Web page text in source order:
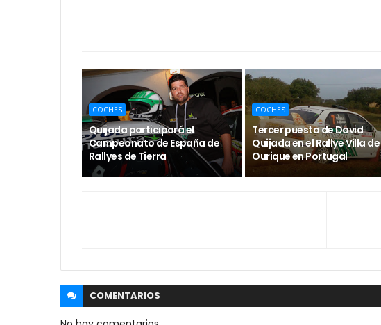
COCHES
Quijada participará el
Campeonato de España de
Rallyes de Tierra
COCHES
Tercer puesto de David
Quijada en el Rallye Villa de
Ourique en Portugal
COMENTARIOS